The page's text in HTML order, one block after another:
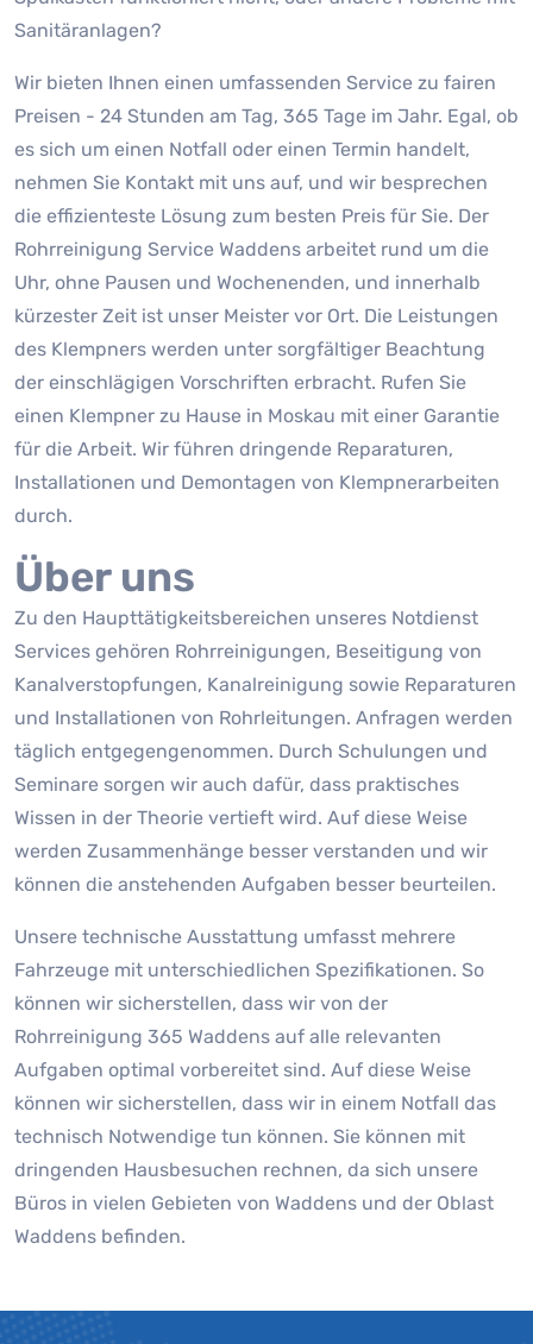
Sanitäranlagen?
Wir bieten Ihnen einen umfassenden Service zu fairen
Preisen - 24 Stunden am Tag, 365 Tage im Jahr. Egal, ob
es sich um einen Notfall oder einen Termin handelt,
nehmen Sie Kontakt mit uns auf, und wir besprechen
die effizienteste Lösung zum besten Preis für Sie. Der
Rohrreinigung Service Waddens arbeitet rund um die
Uhr, ohne Pausen und Wochenenden, und innerhalb
kürzester Zeit ist unser Meister vor Ort. Die Leistungen
des Klempners werden unter sorgfältiger Beachtung
der einschlägigen Vorschriften erbracht. Rufen Sie
einen Klempner zu Hause in Moskau mit einer Garantie
für die Arbeit. Wir führen dringende Reparaturen,
Installationen und Demontagen von Klempnerarbeiten
durch.
Über uns
Zu den Haupttätigkeitsbereichen unseres Notdienst
Services gehören Rohrreinigungen, Beseitigung von
Kanalverstopfungen, Kanalreinigung sowie Reparaturen
und Installationen von Rohrleitungen. Anfragen werden
täglich entgegengenommen. Durch Schulungen und
Seminare sorgen wir auch dafür, dass praktisches
Wissen in der Theorie vertieft wird. Auf diese Weise
werden Zusammenhänge besser verstanden und wir
können die anstehenden Aufgaben besser beurteilen.
Unsere technische Ausstattung umfasst mehrere
Fahrzeuge mit unterschiedlichen Spezifikationen. So
können wir sicherstellen, dass wir von der
Rohrreinigung 365 Waddens auf alle relevanten
Aufgaben optimal vorbereitet sind. Auf diese Weise
können wir sicherstellen, dass wir in einem Notfall das
technisch Notwendige tun können. Sie können mit
dringenden Hausbesuchen rechnen, da sich unsere
Büros in vielen Gebieten von Waddens und der Oblast
Waddens befinden.